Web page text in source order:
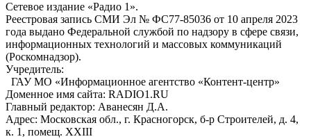
Сетевое издание «Радио 1».
Реестровая запись СМИ Эл № ФС77-85036 от 10 апреля 2023
года выдано Федеральной службой по надзору в сфере связи,
информационных технологий и массовых коммуникаций
(Роскомнадзор).
Учредитель:
ГАУ МО «Информационное агентство «Контент-центр»
Доменное имя сайта: RADIO1.RU
Главный редактор: Аванесян Д.А.
Адрес: Московская обл., г. Красногорск, б-р Строителей, д. 4,
к. 1, помещ. XXIII